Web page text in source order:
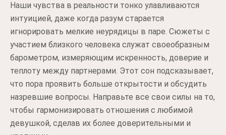
Наши чувства в реальности тонко улавливаются
интуицией, даже когда разум старается
игнорировать мелкие неурядицы в паре. Сюжеты с
участием близкого человека служат своеобразным
барометром, измеряющим искренность, доверие и
теплоту между партнерами. Этот сон подсказывает,
что пора проявить больше открытости и обсудить
назревшие вопросы. Направьте все свои силы на то,
чтобы гармонизировать отношения с любимой
девушкой, сделав их более доверительными и